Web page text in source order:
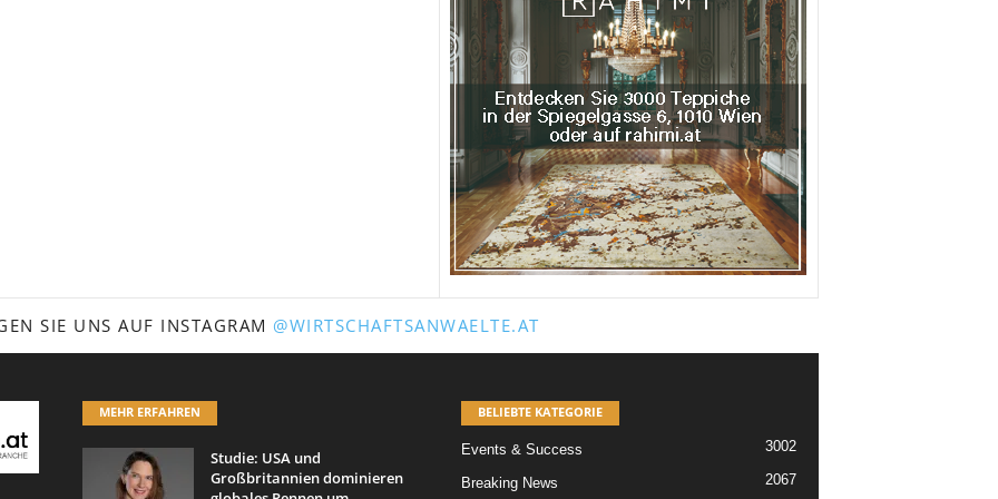
SIE UNS AUF INSTAGRAM @WIRTSCHAFTSANWAELTE.AT
MEHR ERFAHREN
Studie: USA und
Großbritannien dominieren
BELIEBTE KATEGORIE
Events & Success 3002
Breaking News 2067